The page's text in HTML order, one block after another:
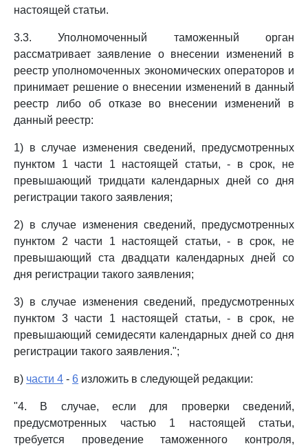
настоящей статьи.
3.3. Уполномоченный таможенный орган
рассматривает заявление о внесении изменений в
реестр уполномоченных экономических операторов и
принимает решение о внесении изменений в данный
реестр либо об отказе во внесении изменений в
данный реестр:
1) в случае изменения сведений, предусмотренных
пунктом 1 части 1 настоящей статьи, - в срок, не
превышающий тридцати календарных дней со дня
регистрации такого заявления;
2) в случае изменения сведений, предусмотренных
пунктом 2 части 1 настоящей статьи, - в срок, не
превышающий ста двадцати календарных дней со
дня регистрации такого заявления;
3) в случае изменения сведений, предусмотренных
пунктом 3 части 1 настоящей статьи, - в срок, не
превышающий семидесяти календарных дней со дня
регистрации такого заявления.";
в) части 4 - 6 изложить в следующей редакции:
"4. В случае, если для проверки сведений,
предусмотренных частью 1 настоящей статьи,
требуется проведение таможенного контроля,